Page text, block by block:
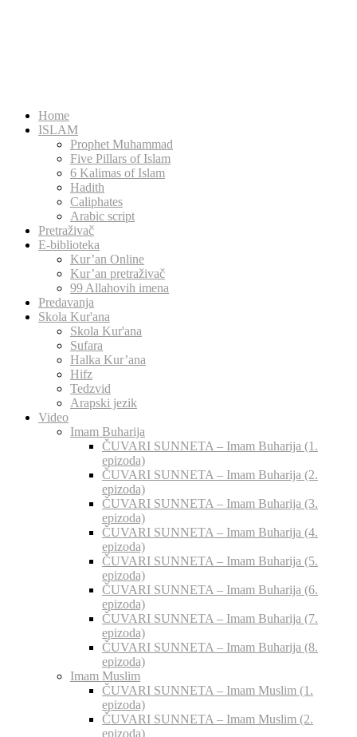
Home
ISLAM
Prophet Muhammad
Five Pillars of Islam
6 Kalimas of Islam
Hadith
Caliphates
Arabic script
Pretraživač
E-biblioteka
Kur’an Online
Kur’an pretraživač
99 Allahovih imena
Predavanja
Skola Kur'ana
Skola Kur'ana
Sufara
Halka Kur’ana
Hifz
Tedzvid
Arapski jezik
Video
Imam Buharija
ČUVARI SUNNETA – Imam Buharija (1.
epizoda)
ČUVARI SUNNETA – Imam Buharija (2.
epizoda)
ČUVARI SUNNETA – Imam Buharija (3.
epizoda)
ČUVARI SUNNETA – Imam Buharija (4.
epizoda)
ČUVARI SUNNETA – Imam Buharija (5.
epizoda)
ČUVARI SUNNETA – Imam Buharija (6.
epizoda)
ČUVARI SUNNETA – Imam Buharija (7.
epizoda)
ČUVARI SUNNETA – Imam Buharija (8.
epizoda)
Imam Muslim
ČUVARI SUNNETA – Imam Muslim (1.
epizoda)
ČUVARI SUNNETA – Imam Muslim (2.
epizoda)